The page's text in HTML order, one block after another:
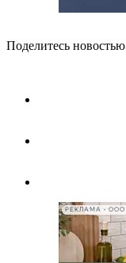
Поделитесь новостью